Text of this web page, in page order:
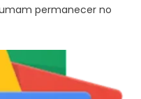
permanecer no